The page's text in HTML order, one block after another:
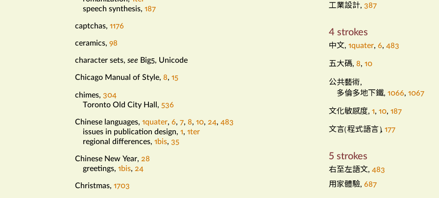
speech synthesis, 187
captchas, 1176
ceramics, 98
character sets, see Big5, Unicode
Chicago Manual of Style, 8, 15
chimes, 304
Toronto Old City Hall, 536
Chinese languages, 1quater, 6, 7, 8, 10, 24, 483
issues in publication design, 1, 1ter
regional differences, 1bis, 35
Chinese New Year, 28
greetings, 1bis, 24
Christmas, 1703
工業設計, 387
4 strokes
中文, 1quater, 6, 483
五大碼, 8, 10
公共藝術,
多倫多地下鐵, 1066, 1067
文化敏感度, 1, 10, 187
文言（程式語言）
, 177
5 strokes
右至左語文, 483
用家體驗, 687